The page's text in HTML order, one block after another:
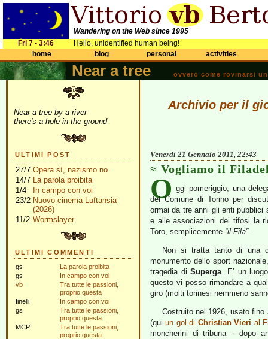
Wandering on the Web since 1995
Fri 7 - 3:46
Hello, unidentified human being!
home
blog personal activities
Near a tree ovvero come rovinarsi
Near a tree by a river
there's a hole in the ground
ULTIMI POST
27/7 Opera sì, nazismo no
14/7 La parola proibita
1/4
In campo con voi
23/2 Nuovo cinema Luftansia
(2026)
11/2 Wormslayer
ULTIMI COMMENTI
gs
La parola proibita
gs
In campo con voi
vb
Tra tutte le passioni,
proprio questa
finelli
In campo con voi
gs
Tra tutte le passioni,
proprio questa
MCP
Tra tutte le passioni,
proprio questa
Archivio per il
Venerdì 21 Gennaio 2011, 22:43
Vogliamo il
O ggi pomeriggio, una
del Comune di Torino per
ormai da tre anni gli enti
e alle associazioni dei tifosi la
Toro, semplicemente “il Fila”.
Non si tratta tanto di una
monumento dello sport
tragedia diSuperga. E’ un
questo vi posso rimandare a
giro (molti torinesi nemmeno
Costruito nel 1926, usato
(quiun gol di Christian Vieri al
moncherini di tribuna – dopo